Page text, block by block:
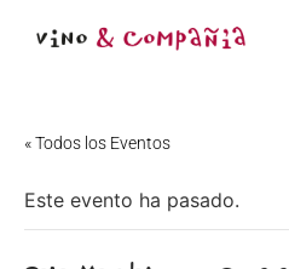
« Todos los Eventos
Este evento ha pasado.